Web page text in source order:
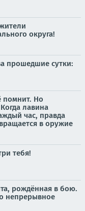
округа!
прошедшие сутки:
помнит. Но
лавина
час, правда
в оружие
тебя!
рождённая в бою.
непрерывное